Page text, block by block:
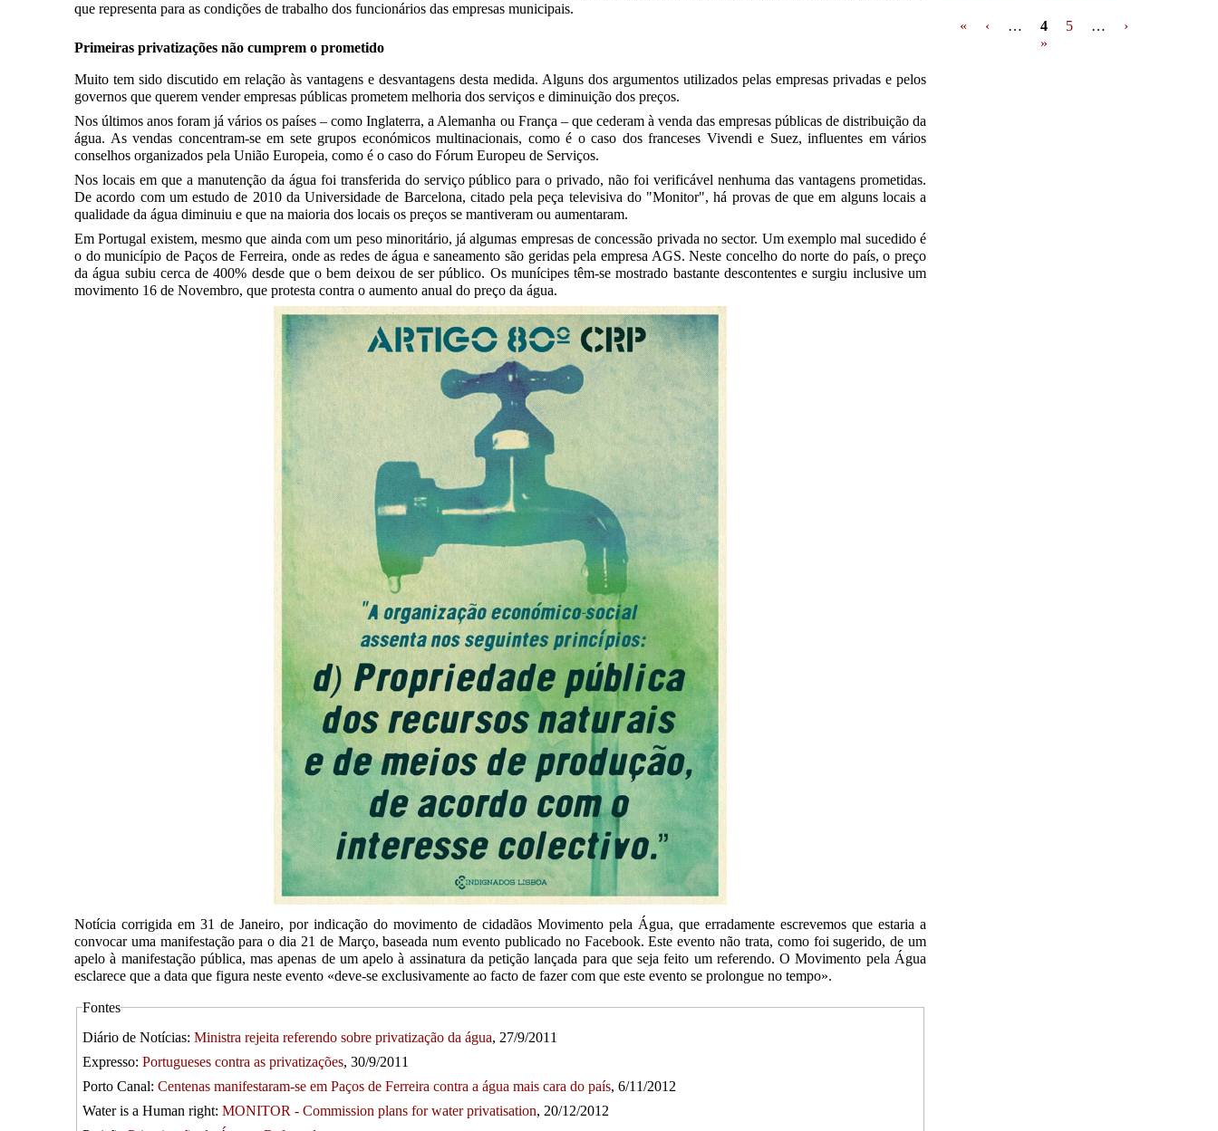
que representa para as condições de trabalho dos funcionários das empresas municipais.
Primeiras privatizações não cumprem o prometido
Muito tem sido discutido em relação às vantagens e desvantagens desta medida. Alguns dos argumentos utilizados pelas empresas privadas e pelos
governos que querem vender empresas públicas prometem melhoria dos serviços e diminuição dos preços.
Nos últimos anos foram já vários os países – como Inglaterra, a Alemanha ou França – que cederam à venda das empresas públicas de distribuição da
água. As vendas concentram-se em sete grupos económicos multinacionais, como é o caso dos franceses Vivendi e Suez, influentes em vários
conselhos organizados pela União Europeia, como é o caso do Fórum Europeu de Serviços.
Nos locais em que a manutenção da água foi transferida do serviço público para o privado, não foi verificável nenhuma das vantagens prometidas.
De acordo com um estudo de 2010 da Universidade de Barcelona, citado pela peça televisiva do "Monitor", há provas de que em alguns locais a
qualidade da água diminuiu e que na maioria dos locais os preços se mantiveram ou aumentaram.
Em Portugal existem, mesmo que ainda com um peso minoritário, já algumas empresas de concessão privada no sector. Um exemplo mal sucedido é
o do município de Paços de Ferreira, onde as redes de água e saneamento são geridas pela empresa AGS. Neste concelho do norte do país, o preço
da água subiu cerca de 400% desde que o bem deixou de ser público. Os munícipes têm-se mostrado bastante descontentes e surgiu inclusive um
movimento 16 de Novembro, que protesta contra o aumento anual do preço da água.
Notícia corrigida em 31 de Janeiro, por indicação do movimento de cidadãos Movimento pela Água, que erradamente escrevemos que estaria a
convocar uma manifestação para o dia 21 de Março, baseada num evento publicado no Facebook. Este evento não trata, como foi sugerido, de um
apelo à manifestação pública, mas apenas de um apelo à assinatura da petição lançada para que seja feito um referendo. O Movimento pela Água
esclarece que a data que figura neste evento «deve-se exclusivamente ao facto de fazer com que este evento se prolongue no tempo».
Fontes
Diário de Notícias:Ministra rejeita referendo sobre privatização da água, 27/9/2011
Expresso:Portugueses contra as privatizações, 30/9/2011
Porto Canal:Centenas manifestaram-se em Paços de Ferreira contra a água mais cara do país, 6/11/2012
Water is a Human right:MONITOR - Commission plans for water privatisation, 20/12/2012
Pages
« ‹ … 4 5 …
›
»